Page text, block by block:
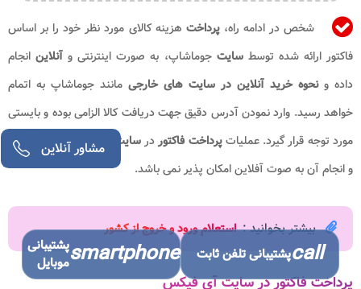
شخص در ادامه راه، پرداخت هزینه کالای مورد نظر خود را بر اساس
فاکتور ارائه شده توسطسایت جوماشاپ، به صورت اینترنتی و آنلاینانجام
داده ونحوه خرید آنلاین در سایت های خارجی مانند جوماشاپ به اتمام
خواهد رسید. وارد نمودن آدرس دقیق جهت دریافت کالا الزامی بوده و بایستی
مورد توجه قرار گیرد. عملیاتپرداخت فاکتوردرسایت
جوماشاپ اینترنتی بوده
و انجام آن به صوت آفلاین امکان پذیر نمی باشد.
بیشتر بخوانید : استعلام ورود و خروج از کشور
پرداخت فاکتور در سایت آی فیکس
callپشتیبانی تلفن ثابت smartphoneپشتیبانی
موبایل
مشاور آنلاین